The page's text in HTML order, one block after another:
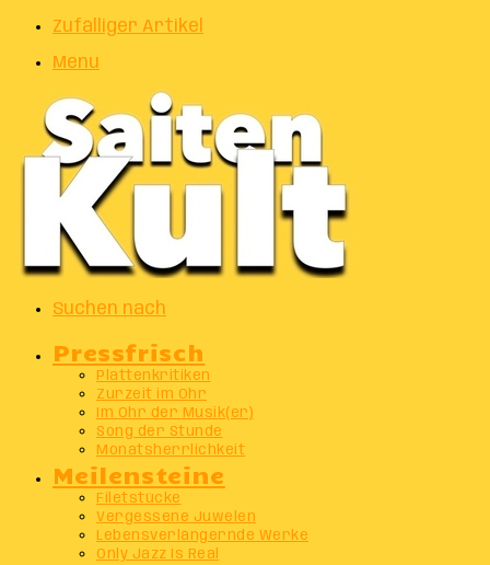
Zufälliger Artikel
Menu
Suchen nach
Pressfrisch
Plattenkritiken
Zurzeit im Ohr
Im Ohr der Musik(er)
Song der Stunde
Monatsherrlichkeit
Meilensteine
Filetstücke
Vergessene Juwelen
Lebensverlängernde Werke
Only Jazz Is Real